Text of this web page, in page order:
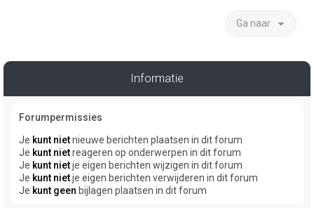
Ga naar
Informatie
Forumpermissies
Je kunt nietnieuwe berichten plaatsen in dit forum
Je kunt nietreageren op onderwerpen in dit forum
Je kunt nietje eigen berichten wijzigen in dit forum
Je kunt nietje eigen berichten verwijderen in dit forum
Je kunt geen bijlagen plaatsen in dit forum